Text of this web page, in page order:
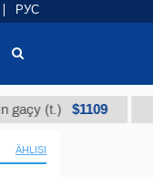
$1109 Dürli
ÄHLISI
РУС